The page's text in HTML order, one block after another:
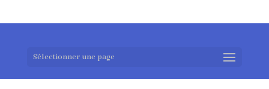
Sélectionner une page